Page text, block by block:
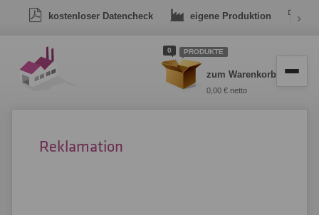
kostenloser Datencheck eigene Produktion ›
0 PRODUKTE
zum Warenkorb
0,00 € netto
Reklamation